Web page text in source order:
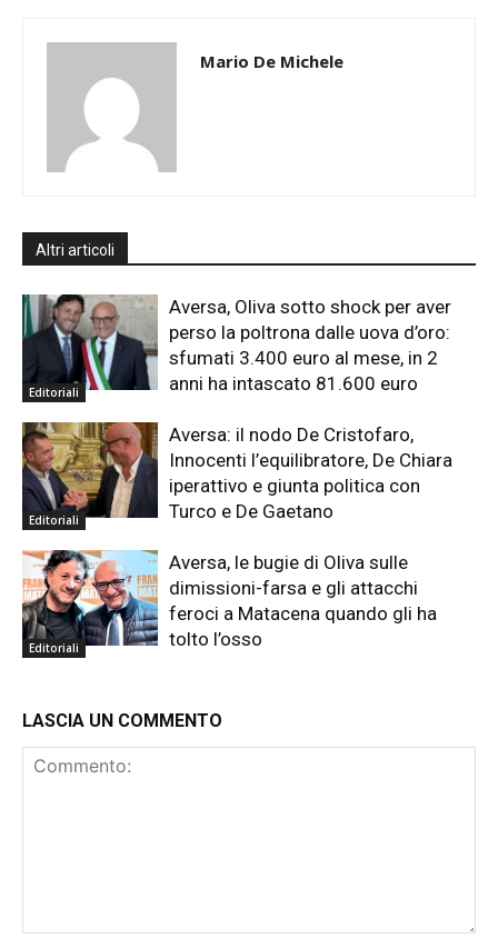
Mario De Michele
Altri articoli
Editoriali
Aversa, Oliva sotto shock per aver
perso la poltrona dalle uova d’oro:
sfumati 3.400 euro al mese, in 2
anni ha intascato 81.600 euro
Editoriali
Aversa: il nodo De Cristofaro,
Innocenti l’equilibratore, De Chiara
iperattivo e giunta politica con
Turco e De Gaetano
Editoriali
Aversa, le bugie di Oliva sulle
dimissioni-farsa e gli attacchi
feroci a Matacena quando gli ha
tolto l’osso
LASCIA UN COMMENTO